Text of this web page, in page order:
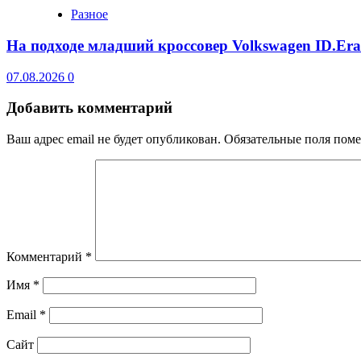
Разное
На подходе младший кроссовер Volkswagen
07.08.2026 0
Добавить комментарий
Ваш адрес email не будет опубликован. Обязательные поля
Комментарий *
Имя *
Email *
Сайт